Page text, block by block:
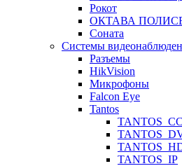
Рокот
ОКТАВА
Соната
Системы
Разъемы
HikVision
Микрофоны
Falcon Eye
Tantos
TANTOS_IP